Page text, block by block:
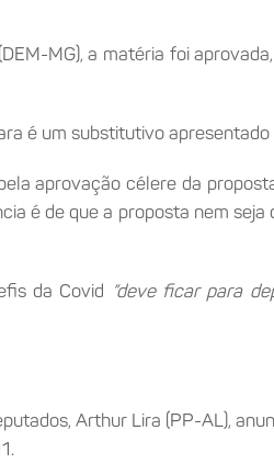
MG), a matéria foi
é um substitutivo
aprovação célere da
é de que a proposta nem
da Covid “deve ficar para
Arthur Lira (PP-AL),